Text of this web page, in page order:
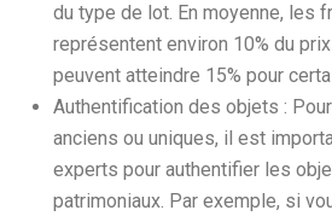
du type de lot. En moyenne, les
représentent environ 10% du
peuvent atteindre 15% pour
Authentification des objets :
anciens ou uniques, il est
experts pour authentifier les
patrimoniaux. Par exemple, si